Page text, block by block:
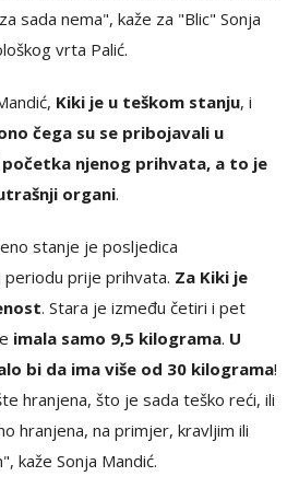
sada nema", kaže za "Blic" Sonja
vrta Palić.
Kiki je u teškom stanju, i
čega su se pribojavali u
njenog prihvata, a to je
organi.
stanje je posljedica
prije prihvata. Za Kiki je
. Stara je između četiri i pet
imala samo 9,5 kilograma. U
bi da ima više od 30 kilograma!
hranjena, što je sada teško reći, ili
hranjena, na primjer, kravljim ili
kaže Sonja Mandić.